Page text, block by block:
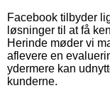
Facebook tilbyder
løsninger til at få
Herinde møder vi
aflevere en
ydermere kan
kunderne.